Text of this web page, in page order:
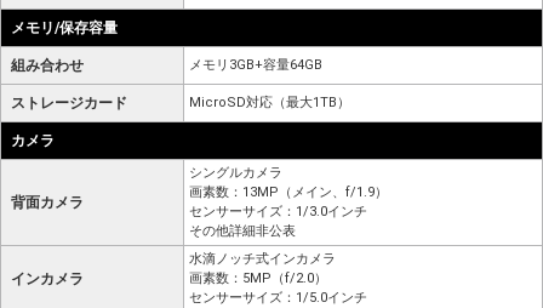
メモリ/保存容量
組み合わせ メモリ3GB+容量64GB
ストレージカード MicroSD対応（最大1TB）
カメラ
背面カメラ
シングルカメラ
画素数：13MP（メイン、f/1.9）
センサーサイズ：1/3.0インチ
その他詳細非公表
インカメラ
水滴ノッチ式インカメラ
画素数：5MP（f/2.0）
センサーサイズ：1/5.0インチ